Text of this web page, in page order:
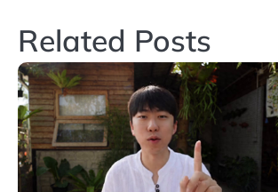
导
航
Related Posts